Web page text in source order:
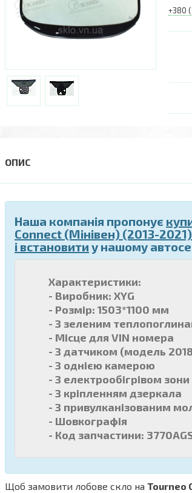
+380
Наша компанія пропонує
Connect (Мінівен) (2013-2021)
і встановити у нашому
Характеристики:
- Виробник: XYG
- Розмір: 1503*1100 мм
- З зеленим
- Місце для VIN номера
- З датчиком (модель
- З однією камерою
- З електрообігрівом
- З кріпленням дзеркала
- З привулканізованим
- Шовкографія
- Код запчастини:
Щоб замовити лобове скло на Tourneo